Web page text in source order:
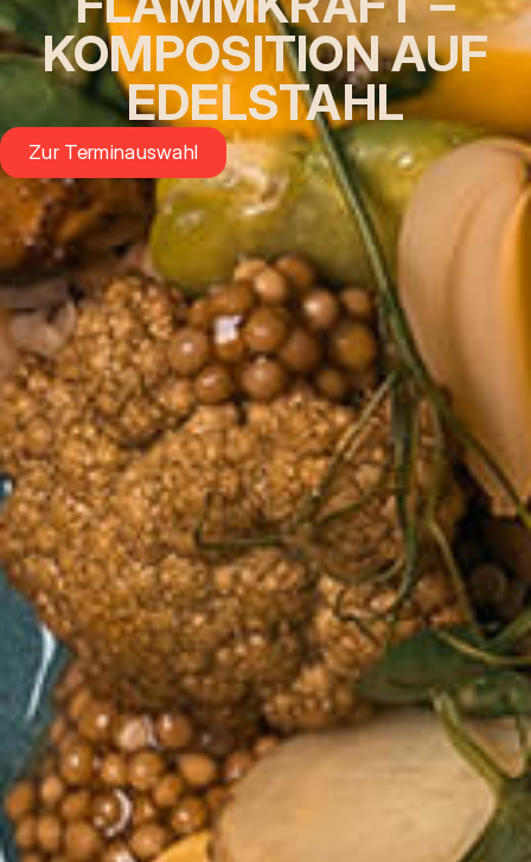
KOMPOSITION AUF
EDELSTAHL
Zur Terminauswahl